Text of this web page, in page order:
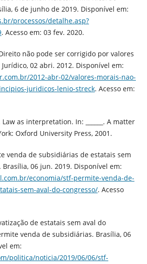
6 de junho de 2019. Disponível em:
processos/detalhe.asp?
. Acesso em: 03 fev. 2020.
não pode ser corrigido por valores
02 abri. 2012. Disponível em:
2012-abr-02/valores-morais-nao-
juridicos-lenio-streck. Acesso em:
Law as interpretation. In: ______. A matter
Oxford University Press, 2001.
venda de subsidiárias de estatais sem
Brasília, 06 jun. 2019. Disponível em:
economia/stf-permite-venda-de-
sem-aval-do-congresso/. Acesso
de estatais sem aval do
venda de subsidiárias. Brasília, 06
em:
politica/noticia/2019/06/06/stf-